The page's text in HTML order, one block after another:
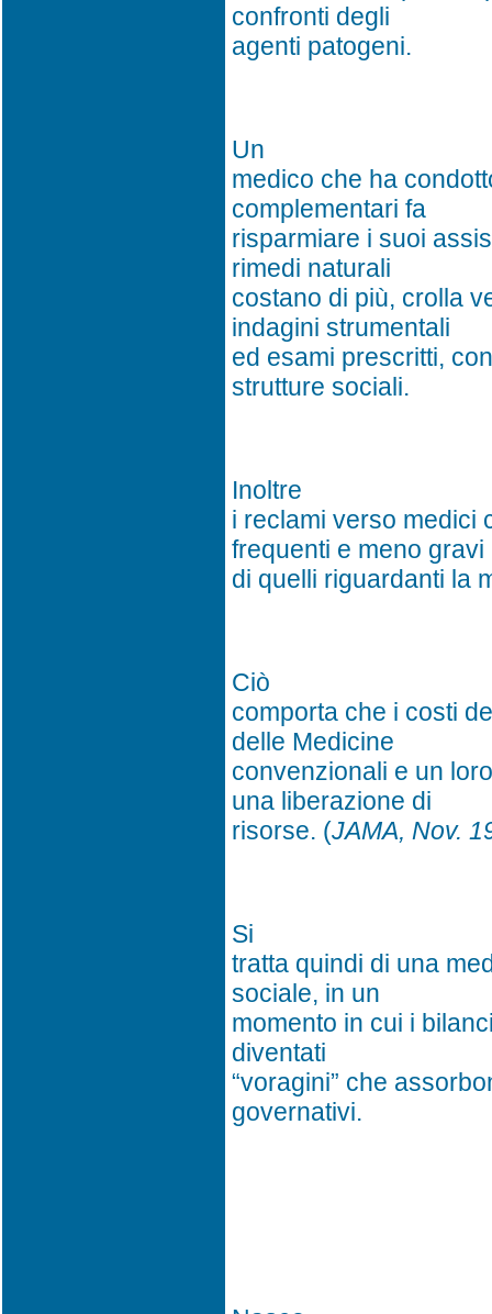
confronti degli
agenti patogeni.
Un
medico che ha
complementari fa
risparmiare i suoi
rimedi naturali
costano di più, crolla
indagini strumentali
ed esami prescritti,
strutture sociali.
Inoltre
i reclami verso medici
frequenti e meno gravi
di quelli riguardanti la
Ciò
comporta che i costi
delle Medicine
convenzionali e un
una liberazione di
risorse. (JAMA, Nov.
Si
tratta quindi di una
sociale, in un
momento in cui i
diventati
“voragini” che
governativi.